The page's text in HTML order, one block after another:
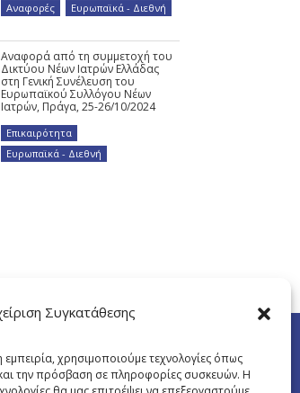
Συγκατάθεσης
χρησιμοποιούμε τεχνολογίες όπως
την πρόσβαση σε πληροφορίες συσκευών. Η
Αναφορές Ευρωπαϊκά - Διεθνή
Αναφορά από τη συμμετοχή του
Δικτύου Νέων Ιατρών Ελλάδας
στη Γενική Συνέλευση του
Ευρωπαϊκού Συλλόγου Νέων
Ιατρών, Πράγα, 25-26/10/2024
Επικαιρότητα
Ευρωπαϊκά - Διεθνή